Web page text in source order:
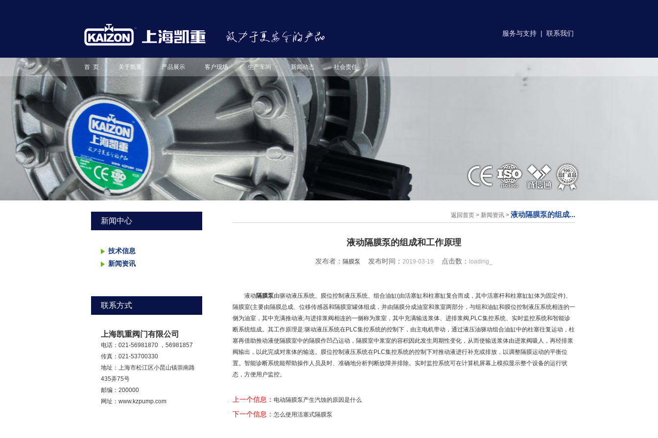
服务与支持 | 联系我们
首 页 关于凯重 产品展示 客户现场 生产车间 新闻动态 社会责任
新闻中心
技术信息
新闻资讯
联系方式
上海凯重阀门有限公司
电话：021-56981870 ，56981857
传真：021-53700330
地址：上海市松江区小昆山镇崇南路
435弄75号
邮编：200000
网址：www.kzpump.com
返回首页> 新闻资讯> 液动隔膜泵的组成...
液动隔膜泵的组成和工作原理
发布者： 隔膜泵 发布时间： 2019-03-19 点击数： loading_
液动 隔膜泵由驱动液压系统、膜位控制液压系统、组合油缸(由活塞缸和柱塞缸复合而成，其中活塞杆和柱塞缸缸体为固定件)、
隔膜室(主要由隔膜总成、位移传感器和隔膜室罐体组成，并由隔膜分成油室和浆室两部分，与组和油缸和膜位控制液压系统相连的一
侧为油室，其中充满推动液;与进排浆阀相连的一侧称为浆室，其中充满输送浆体、进排浆阀,PLC集控系统、实时监控系统和智能诊
断系统组成。其工作原理是:驱动液压系统在PLC集控系统的控制下，由主电机带动，通过液压油驱动组合油缸中的柱塞往复运动，柱
塞再借助推动液使隔膜室中的隔膜作凹凸运动，隔膜室中浆室的容积因此发生周期性变化，从而使输送浆体由进浆阀吸人，再经排浆
阀输出，以此完成对浆体的输送。膜位控制液压系统在PLC集控系统的控制下对推动液进行补充或排放，以调整隔膜运动的平衡位
置。智能诊断系统能帮助操作人员及时、准确地分析判断故障并排除。实时监控系统可在计算机屏幕上模拟显示整个设备的运行状
态，方便用户监控。
上一个信息： 电动隔膜泵产生汽蚀的原因是什么
下一个信息： 怎么使用活塞式隔膜泵